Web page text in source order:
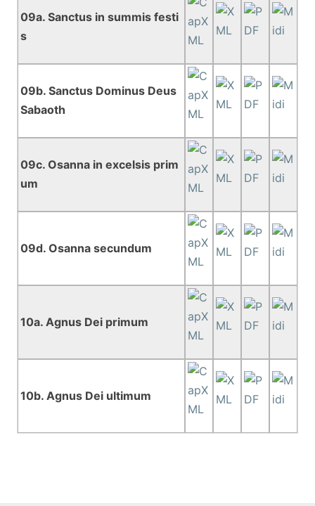
09a. Sanctus in summis festi
s
09b. Sanctus Dominus Deus
Sabaoth
09c. Osanna in excelsis prim
um
09d. Osanna secundum
10a. Agnus Dei primum
10b. Agnus Dei ultimum